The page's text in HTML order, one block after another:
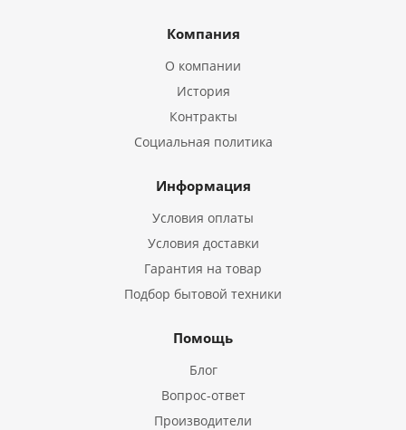
Компания
О компании
История
Контракты
Социальная политика
Информация
Условия оплаты
Условия доставки
Гарантия на товар
Подбор бытовой техники
Помощь
Блог
Вопрос-ответ
Производители